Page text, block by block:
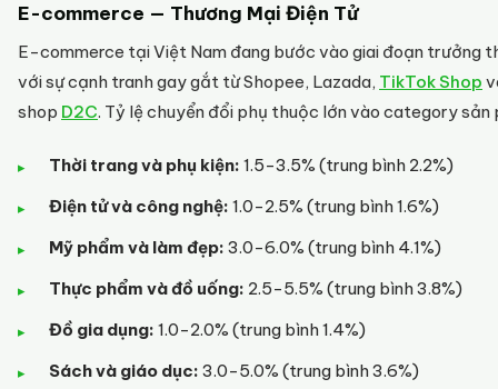
E-commerce — Thương Mại Điện Tử
E-commerce tại Việt Nam đang bước vào giai đoạn trưởng
với sự cạnh tranh gay gắt từ Shopee, Lazada, TikTok Shop
shop D2C. Tỷ lệ chuyển đổi phụ thuộc lớn vào category sản
Thời trang và phụ kiện: 1.5-3.5% (trung bình 2.2%)
Điện tử và công nghệ: 1.0-2.5% (trung bình 1.6%)
Mỹ phẩm và làm đẹp: 3.0-6.0% (trung bình 4.1%)
Thực phẩm và đồ uống: 2.5-5.5% (trung bình 3.8%)
Đồ gia dụng: 1.0-2.0% (trung bình 1.4%)
Sách và giáo dục: 3.0-5.0% (trung bình 3.6%)